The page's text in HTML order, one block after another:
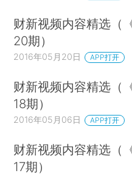
财新视频内容精选（
20期）
2016年05月20日 APP打开
财新视频内容精选（
18期）
2016年05月06日 APP打开
财新视频内容精选（
17期）